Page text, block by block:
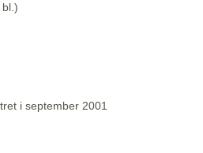
i september 2001